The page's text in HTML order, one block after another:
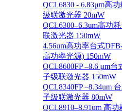
QCL6830 - 6.83μm高
级联激光器 20mW
QCL6300–6.3um高功
联激光器 150mW
4.56um高功率台式
高功率光源) 150mW
QCL8600FP –8.6 μm
子级联激光器 150mW
QCL8340FP –8.34um
子级联激光器 80mW
QCL8910–8.91um 高